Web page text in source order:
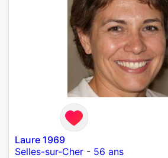
Laure 1969
Selles-sur-Cher - 56 ans